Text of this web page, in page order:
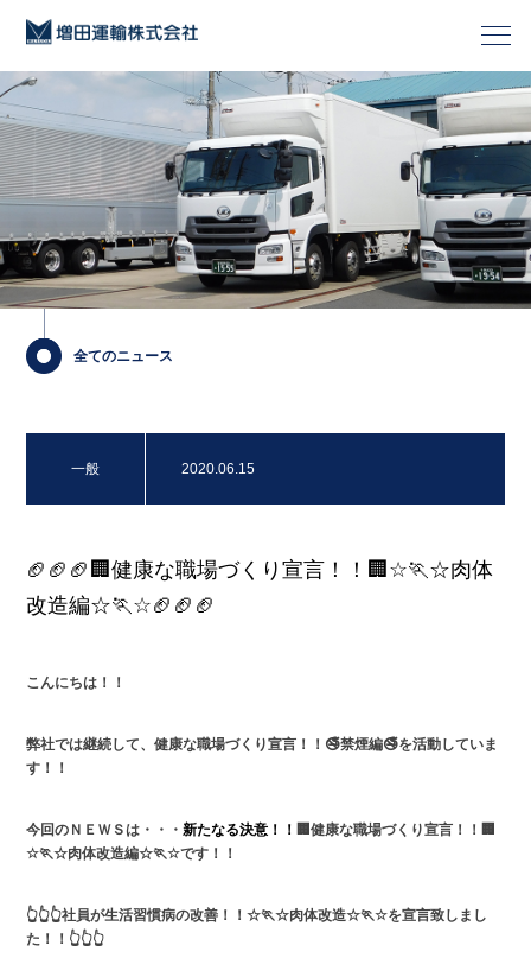
全てのニュース
一般 2020.06.15
🏈🏈🏈🏢健康な職場づくり宣言！！🏢☆🏃☆肉体
改造編☆🏃☆🏈🏈🏈
こんにちは！！
弊社では継続して、健康な職場づくり宣言！！🚭禁煙編🚭を活動していま
す！！
今回のＮＥＷＳは・・・新たなる決意！！
🏢健康な職場づくり宣言！！🏢
☆🏃☆肉体改造編☆🏃☆です！！
👆👆👆社員が生活習慣病の改善！！☆🏃☆肉体改造☆🏃☆を宣言致しまし
た！！👆👆👆